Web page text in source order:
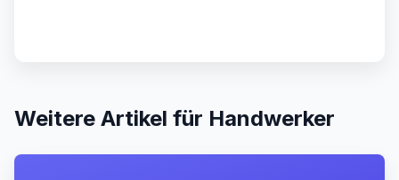
Weitere Artikel für Handwerker